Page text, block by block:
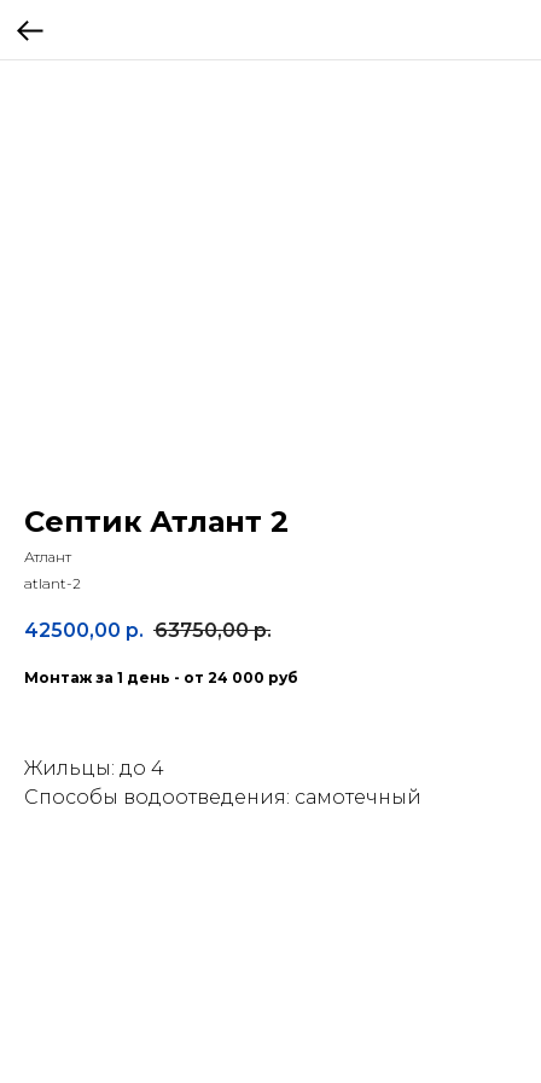
Септик Атлант 2
Атлант
atlant-2
42500,00 р. 63750,00 р.
Монтаж за 1 день - от 24 000 руб
Жильцы: до 4
Способы водоотведения: самотечный